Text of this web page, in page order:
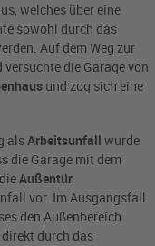
welches über eine
sowohl durch das
Auf dem Weg zur
die Garage von
und zog sich eine
alsArbeitsunfall wurde
die Garage mit dem
Außentür
vor. Im Ausgangsfall
den Außenbereich
durch das